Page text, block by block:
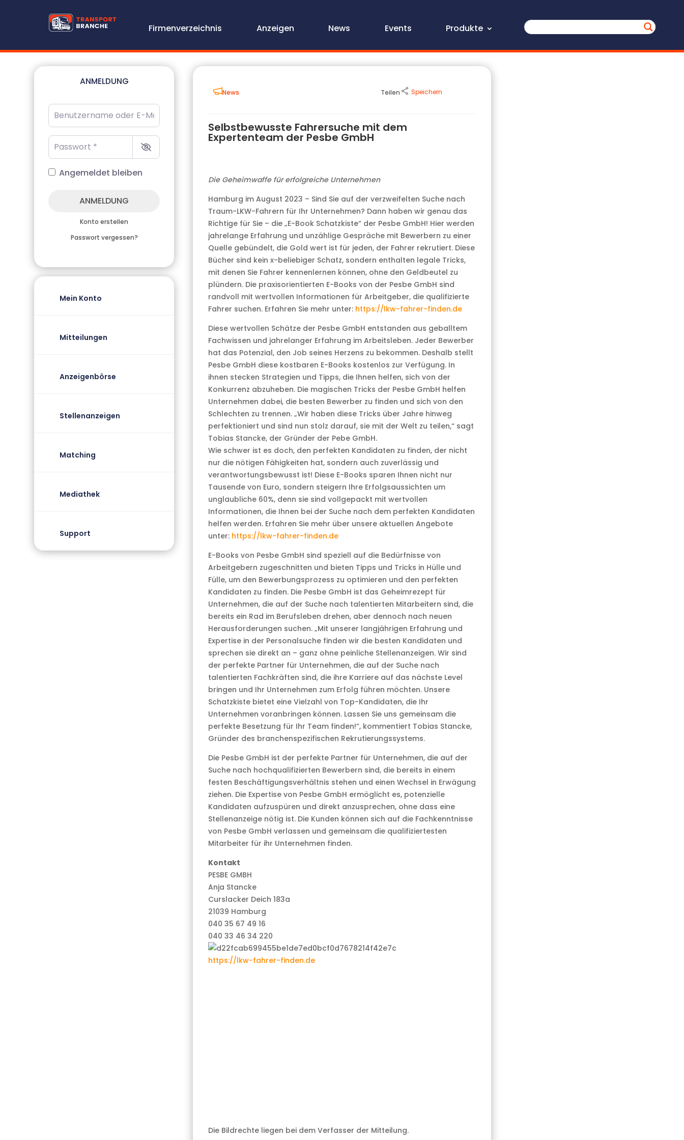
Firmenverzeichnis Anzeigen News Events Produkte
ANMELDUNG
Benutzername oder E-Mail-Adresse
Passwort
Angemeldet bleiben
ANMELDUNG
Konto erstellen
Passwort vergessen?
Mein Konto
Mitteilungen
Anzeigenbörse
Stellenanzeigen
Matching
Mediathek
Support
News Teilen Speichern
Selbstbewusste Fahrersuche mit dem
Expertenteam der Pesbe GmbH
Die Geheimwaffe für erfolgreiche Unternehmen
Hamburg im August 2023 – Sind Sie auf der verzweifelten Suche nach
Traum-LKW-Fahrern für Ihr Unternehmen? Dann haben wir genau das
Richtige für Sie – die „E-Book Schatzkiste“ der Pesbe GmbH! Hier werden
jahrelange Erfahrung und unzählige Gespräche mit Bewerbern zu einer
Quelle gebündelt, die Gold wert ist für jeden, der Fahrer rekrutiert. Diese
Bücher sind kein x-beliebiger Schatz, sondern enthalten legale Tricks,
mit denen Sie Fahrer kennenlernen können, ohne den Geldbeutel zu
plündern. Die praxisorientierten E-Books von der Pesbe GmbH sind
randvoll mit wertvollen Informationen für Arbeitgeber, die qualifizierte
Fahrer suchen. Erfahren Sie mehr unter: https://lkw-fahrer-finden.de
Diese wertvollen Schätze der Pesbe GmbH entstanden aus geballtem
Fachwissen und jahrelanger Erfahrung im Arbeitsleben. Jeder Bewerber
hat das Potenzial, den Job seines Herzens zu bekommen. Deshalb stellt
Pesbe GmbH diese kostbaren E-Books kostenlos zur Verfügung. In
ihnen stecken Strategien und Tipps, die Ihnen helfen, sich von der
Konkurrenz abzuheben. Die magischen Tricks der Pesbe GmbH helfen
Unternehmen dabei, die besten Bewerber zu finden und sich von den
Schlechten zu trennen. „Wir haben diese Tricks über Jahre hinweg
perfektioniert und sind nun stolz darauf, sie mit der Welt zu teilen,“ sagt
Tobias Stancke, der Gründer der Pebe GmbH.
Wie schwer ist es doch, den perfekten Kandidaten zu finden, der nicht
nur die nötigen Fähigkeiten hat, sondern auch zuverlässig und
verantwortungsbewusst ist! Diese E-Books sparen Ihnen nicht nur
Tausende von Euro, sondern steigern Ihre Erfolgsaussichten um
unglaubliche 60%, denn sie sind vollgepackt mit wertvollen
Informationen, die Ihnen bei der Suche nach dem perfekten Kandidaten
helfen werden. Erfahren Sie mehr über unsere aktuellen Angebote
unter: https://lkw-fahrer-finden.de
E-Books von Pesbe GmbH sind speziell auf die Bedürfnisse von
Arbeitgebern zugeschnitten und bieten Tipps und Tricks in Hülle und
Fülle, um den Bewerbungsprozess zu optimieren und den perfekten
Kandidaten zu finden. Die Pesbe GmbH ist das Geheimrezept für
Unternehmen, die auf der Suche nach talentierten Mitarbeitern sind, die
bereits ein Rad im Berufsleben drehen, aber dennoch nach neuen
Herausforderungen suchen. „Mit unserer langjährigen Erfahrung und
Expertise in der Personalsuche finden wir die besten Kandidaten und
sprechen sie direkt an – ganz ohne peinliche Stellenanzeigen. Wir sind
der perfekte Partner für Unternehmen, die auf der Suche nach
talentierten Fachkräften sind, die ihre Karriere auf das nächste Level
bringen und Ihr Unternehmen zum Erfolg führen möchten. Unsere
Schatzkiste bietet eine Vielzahl von Top-Kandidaten, die Ihr
Unternehmen voranbringen können. Lassen Sie uns gemeinsam die
perfekte Besetzung für Ihr Team finden!“, kommentiert Tobias Stancke,
Gründer des branchenspezifischen Rekrutierungssystems.
Die Pesbe GmbH ist der perfekte Partner für Unternehmen, die auf der
Suche nach hochqualifizierten Bewerbern sind, die bereits in einem
festen Beschäftigungsverhältnis stehen und einen Wechsel in Erwägung
ziehen. Die Expertise von Pesbe GmbH ermöglicht es, potenzielle
Kandidaten aufzuspüren und direkt anzusprechen, ohne dass eine
Stellenanzeige nötig ist. Die Kunden können sich auf die Fachkenntnisse
von Pesbe GmbH verlassen und gemeinsam die qualifiziertesten
Mitarbeiter für ihr Unternehmen finden.
Kontakt
PESBE GMBH
Anja Stancke
Curslacker Deich 183a
21039 Hamburg
040 35 67 49 16
040 33 46 34 220
https://lkw-fahrer-finden.de
Die Bildrechte liegen bei dem Verfasser der Mitteilung.